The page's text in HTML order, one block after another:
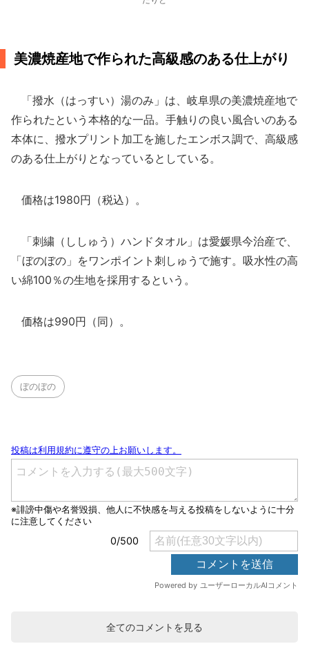
美濃焼産地で作られた高級感のある仕上がり
「撥水（はっすい）湯のみ」は、岐阜県の美濃焼産地で
作られたという本格的な一品。手触りの良い風合いのある
本体に、撥水プリント加工を施したエンボス調で、高級感
のある仕上がりとなっているとしている。
価格は1980円（税込）。
「刺繍（ししゅう）ハンドタオル」は愛媛県今治産で、
「ぼのぼの」をワンポイント刺しゅうで施す。吸水性の高
い綿100％の生地を採用するという。
価格は990円（同）。
ぼのぼの
全てのコメントを見る